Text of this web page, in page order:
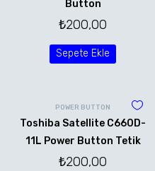
Button
₺200,00
Sepete Ekle
POWER BUTTON
Toshiba Satellite C660D-
11L Power Button Tetik
₺200,00